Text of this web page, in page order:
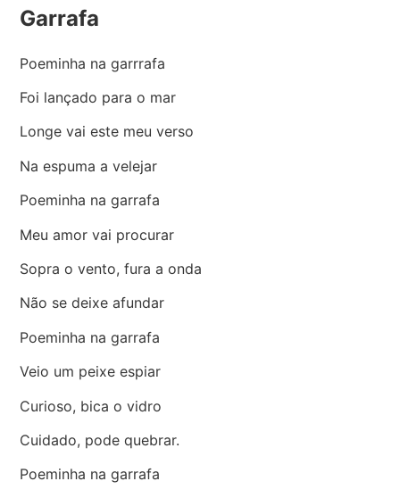
Garrafa
Poeminha na garrrafa
Foi lançado para o mar
Longe vai este meu verso
Na espuma a velejar
Poeminha na garrafa
Meu amor vai procurar
Sopra o vento, fura a onda
Não se deixe afundar
Poeminha na garrafa
Veio um peixe espiar
Curioso, bica o vidro
Cuidado, pode quebrar.
Poeminha na garrafa